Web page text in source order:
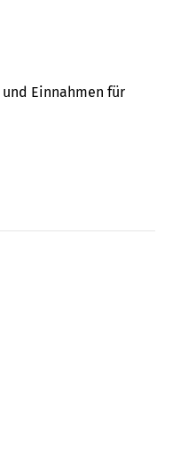
Ein­nahmen für